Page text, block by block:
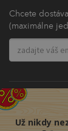
Chcete
(maximálne
Už nikdy